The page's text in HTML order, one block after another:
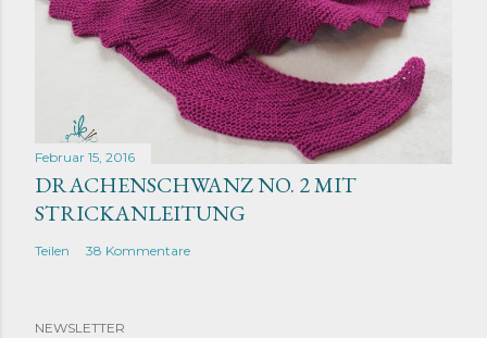
Februar 15, 2016
DRACHENSCHWANZ NO. 2 MIT
STRICKANLEITUNG
Teilen 38 Kommentare
NEWSLETTER